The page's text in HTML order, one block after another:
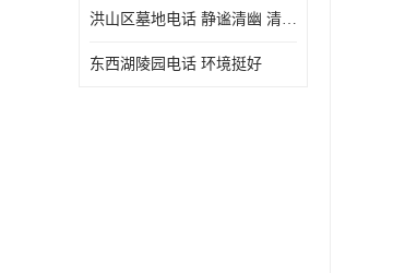
洪山区墓地电话 静谧清幽 清净雅致
东西湖陵园电话 环境挺好